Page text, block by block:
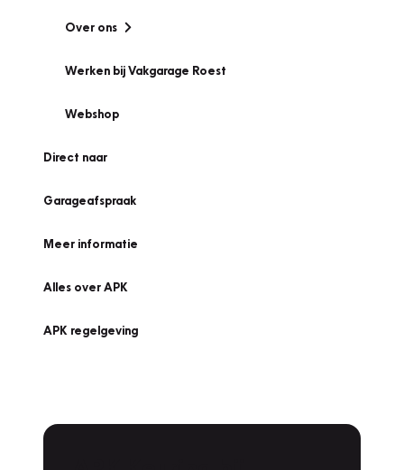
Over ons
Werken bij Vakgarage Roest
Webshop
Direct naar
Garageafspraak
Meer informatie
Alles over APK
APK regelgeving